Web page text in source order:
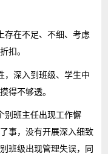
存在不足、不细、考虑
扣。
，深入到班级、学生中
得不够透。
别班主任出现工作懈
事，没有开展深入细致
班级出现管理失误，同